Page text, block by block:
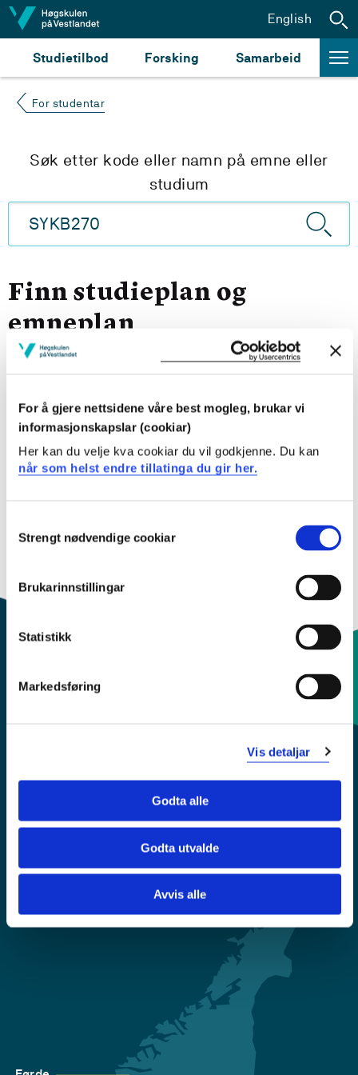
For å gjere nettsidene våre best mogleg, brukar vi
informasjonskapslar (cookiar)
Her kan du velje kva cookiar du vil godkjenne. Du kan
når som helst endre tillatinga du gir her.
Selection
Strengt nødvendige cookiar
Brukarinnstillingar
Statistikk
Markedsføring
Vis detaljar
Godta alle
Godta utvalde
Avvis alle
Hopp til innhald
Studietilbod Forsking Samarbeid
English
For studentar
Søk etter kode eller namn på emne eller
studium
Finn studieplan og
emneplan
SYKB270 Sjukepleie i eit
samfunnsperspektiv
Kontaktinfo og opningstider
Tilgjengelegheitserklæring
Personvern